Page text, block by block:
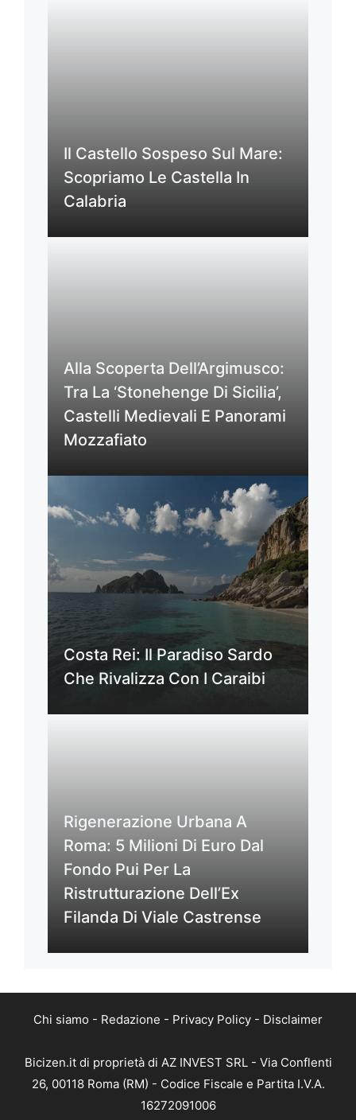
Il Castello Sospeso Sul Mare:
Scopriamo Le Castella In
Calabria
Alla Scoperta Dell’Argimusco:
Tra La ‘Stonehenge Di Sicilia’,
Castelli Medievali E Panorami
Mozzafiato
Costa Rei: Il Paradiso Sardo
Che Rivalizza Con I Caraibi
Rigenerazione Urbana A
Roma: 5 Milioni Di Euro Dal
Fondo Pui Per La
Ristrutturazione Dell’Ex
Filanda Di Viale Castrense
Chi siamo - Redazione - Privacy Policy - Disclaimer
Bicizen.it di proprietà di AZ INVEST SRL - Via Conflenti
26, 00118 Roma (RM) - Codice Fiscale e Partita I.V.A.
16272091006